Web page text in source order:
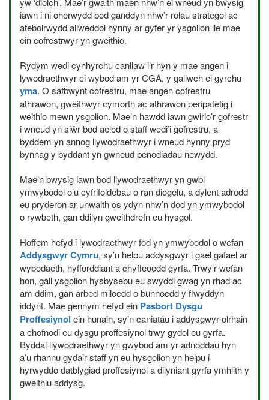
iawn i ni oherwydd bod ganddyn nhw’r rolau strategol ac
atebolrwydd allweddol hynny ar gyfer yr ysgolion lle mae
ein cofrestrwyr yn gweithio.
Rydym wedi cynhyrchu canllaw i’r hyn y mae angen i
lywodraethwyr ei wybod am yrCGA, y gallwch ei gyrchu
yma. O safbwynt cofrestru, mae angen cofrestru
athrawon, gweithwyr cymorth ac athrawon peripatetig i
weithio mewn ysgolion. Mae’n hawdd iawn gwirio’r gofrestr
i wneud yn siŵr bod aelod o staff wedi’i gofrestru, a
byddem yn annog llywodraethwyr i wneud hynny pryd
bynnag y byddant yn gwneud penodiadau newydd.
Mae’n bwysig iawn bod llywodraethwyr yn gwbl
ymwybodol o’u cyfrifoldebau o ran diogelu, a dylent adrodd
eu pryderon ar unwaith os ydyn nhw’n dod yn ymwybodol
o rywbeth, gan ddilyn gweithdrefn eu hysgol.
Hoffem hefyd i lywodraethwyr fod yn ymwybodol o wefan
Addysgwyr Cymru, sy’n helpu addysgwyr i gael gafael ar
wybodaeth, hyfforddiant a chyfleoedd gyrfa. Trwy’r wefan
hon, gall ysgolion hysbysebu eu swyddi gwag yn rhad ac
am ddim, gan arbed miloedd o bunnoedd y flwyddyn
iddynt. Mae gennym hefyd ein Pasbort Dysgu
Proffesiynol ein hunain, sy’n caniatáu i addysgwyr olrhain
a chofnodi eu dysgu proffesiynol trwy gydol eu gyrfa.
Byddai llywodraethwyr yn gwybod am yr adnoddau hyn
a’u rhannu gyda’r staff yn eu hysgolion yn helpu i
hyrwyddo datblygiad proffesiynol a dilyniant gyrfa ymhlith y
gweithlu addysg.